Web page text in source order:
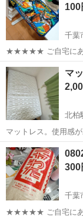
環境になります。 ★
100
千葉
★★★★★ ご自宅にあ
みしませんか？ 家電
衣料服飾品、生活雑
ち込めます！ ※詳細
千葉 千葉市
マ
北柏
マットレス。使用感が
千葉 柏市
300
千葉
★★★★★ ご自宅にある